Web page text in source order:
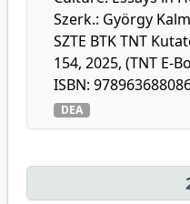
Szerk.: György
SZTE BTK TNT
154, 2025, (TNT E-
ISBN:
DEA